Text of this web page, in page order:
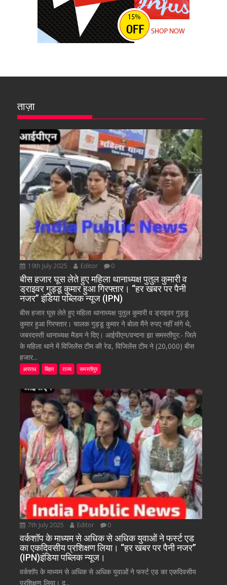
ताज़ा
19th July 2025 Editor 0
बीस हजार घूस लेते हुए महिला थानाध्यक्ष पुतुल कुमारी व
ड्राइवर गुड्डू कुमार हुआ गिरफ्तार। “हर खबर पर पैनी
नजर” इंडिया पब्लिक न्यूज (IPN)
बीस हजार घूस लेते हुए महिला थानाध्यक्ष पुतुल कुमारी व ड्राइवर गुड्डू
कुमार हुआ गिरफ्तार। चालक गुड्डू कुमार ने बोला मैंने रुपए नहीं मांगे थे,
जबरदस्ती थानाध्यक्ष मैडम ने दिए। आईपीएन/वन्दना झा समस्तीपुर:- जिले
के महिला थाने में विजिलेंस टीम की रेड, विजिलेंस टीम ने (20,000) बीस
हजार...
अपराध बिहार राज्य समस्तीपुर
7th July 2025 Editor 0
वर्कशॉप के माध्यम से अधिक से अधिक युवाओं ने फर्स्ट एड
का एकदिवसीय प्रशिक्षण लिया। “हर खबर पर पैनी नजर”
(IPN)इंडिया पब्लिक न्यूज।
वर्कशॉप के माध्यम से अधिक से अधिक युवाओं ने फर्स्ट एड का एकदिवसीय
प्रशिक्षण लिया। द...